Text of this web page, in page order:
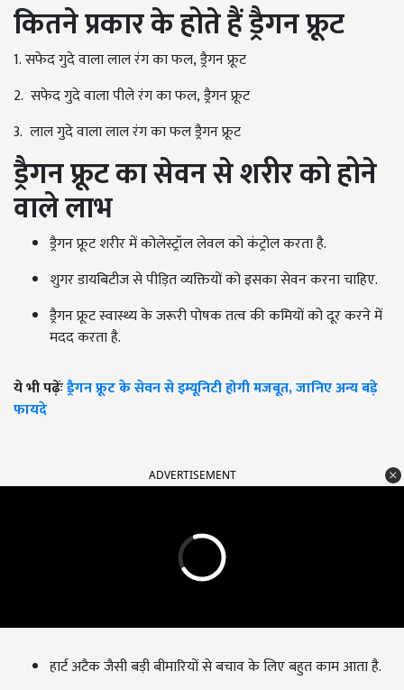
कितने प्रकार के होते हैं ड्रैगन फ्रूट
1.सफेद गुदे वाला लाल रंग का फल,ड्रैगन फ्रूट
2. सफेद गुदे वाला पीले रंग का फल,ड्रैगन फ्रूट
3. लाल गुदे वाला लाल रंग का फल ड्रैगन फ्रूट
ड्रैगन फ्रूट का सेवन से शरीर को होने
वाले लाभ
ड्रैगन फ्रूट शरीर में कोलेस्ट्रॉल लेवल को कंट्रोल करता है.
शुगर डायबिटीज से पीड़ित व्यक्तियों को इसका सेवन करना चाहिए.
ड्रैगन फ्रूट स्वास्थ्य के जरूरी पोषक तत्व की कमियों को दूर करने में
मदद करता है.
ये भी पढ़ेंःड्रैगन फ्रूट के सेवन से इम्यूनिटी होगी मजबूत, जानिए अन्य बड़े
फायदे
ADVERTISEMENT
हार्ट अटैक जैसी बड़ी बीमारियों से बचाव के लिए बहुत काम आता है.